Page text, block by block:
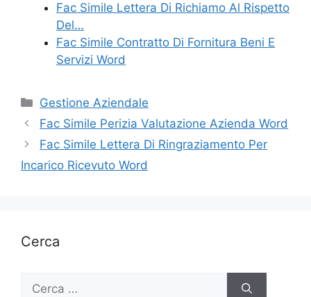
Fac Simile Lettera Di Richiamo Al Rispetto
Del…
Fac Simile Contratto Di Fornitura Beni E
Servizi Word
Categorie
Gestione Aziendale
Fac Simile Perizia Valutazione Azienda Word
Fac Simile Lettera Di Ringraziamento Per
Incarico Ricevuto Word
Cerca
Ricerca